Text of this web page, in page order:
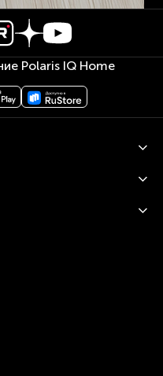
Polaris IQ Home